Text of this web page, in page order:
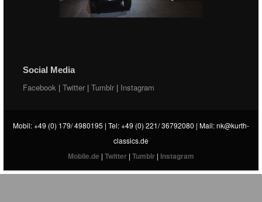
Social Media
Facebook |Twitter |Tumblr | Instagram
Mobil: +49 (0) 179/ 4980195 | Tel: +49 (0) 221/ 36792080 | Mail:nk@kurth-
classics.de
Mobile.de | Twitter | Tumblr | Instagram